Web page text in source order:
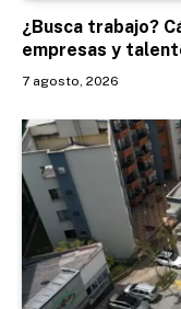
¿Busca trabajo?
empresas y
7 agosto, 2026